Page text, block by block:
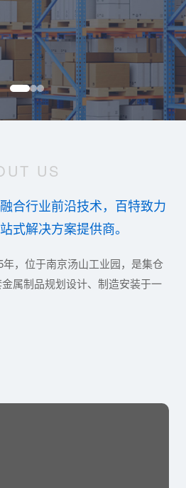
US
合行业前沿技术，百特致力
式解决方案提供商。
，位于南京汤山工业园，是集仓
属制品规划设计、制造安装于一